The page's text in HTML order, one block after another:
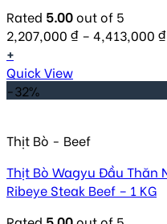
Rated 5.00out of 5
2,207,000 ₫ – 4,413,000 ₫
+
Quick View
-32%
Thịt Bò - Beef
Thịt Bò Wagyu Đầu Thăn
Ribeye Steak Beef – 1 KG